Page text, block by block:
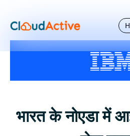
भारत के नोएडा में